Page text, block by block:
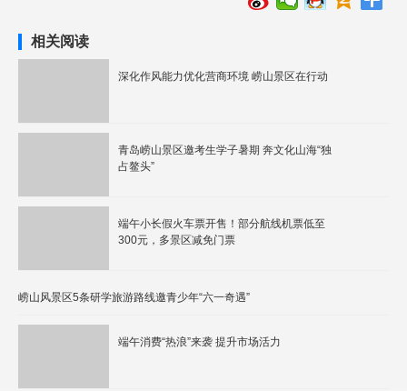
相关阅读
深化作风能力优化营商环境 崂山景区在行动
青岛崂山景区邀考生学子暑期 奔文化山海“独
占鳌头”
端午小长假火车票开售！部分航线机票低至
300元，多景区减免门票
崂山风景区5条研学旅游路线邀青少年“六一奇遇”
端午消费“热浪”来袭 提升市场活力